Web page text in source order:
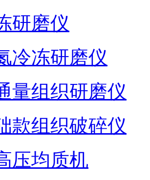
研磨仪
冷冻研磨仪
量组织研磨仪
款组织破碎仪
压均质机